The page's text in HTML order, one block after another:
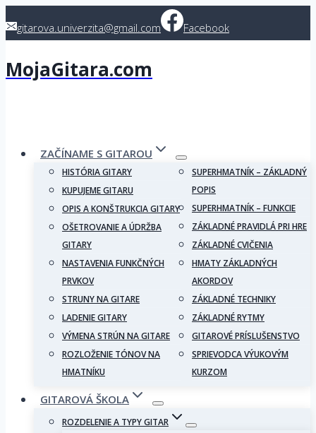
togitarova.univerzita@gmail.com Facebook
MojaGitara.com
ZAČÍNAME S GITAROU
HISTÓRIA GITARY
KUPUJEME GITARU
OPIS A KONŠTRUKCIA GITARY
OŠETROVANIE A ÚDRŽBA
GITARY
NASTAVENIA FUNKČNÝCH
PRVKOV
STRUNY NA GITARE
LADENIE GITARY
VÝMENA STRÚN NA GITARE
ROZLOŽENIE TÓNOV NA
HMATNÍKU
SUPERHMATNÍK – ZÁKLADNÝ
POPIS
SUPERHMATNÍK – FUNKCIE
ZÁKLADNÉ PRAVIDLÁ PRI HRE
ZÁKLADNÉ CVIČENIA
HMATY ZÁKLADNÝCH
AKORDOV
ZÁKLADNÉ TECHNIKY
ZÁKLADNÉ RYTMY
GITAROVÉ PRÍSLUŠENSTVO
SPRIEVODCA VÝUKOVÝM
KURZOM
GITAROVÁ ŠKOLA
ROZDELENIE A TYPY GITAR